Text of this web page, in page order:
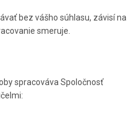
bez vášho súhlasu, závisí na
smeruje.
spracováva Spoločnosť